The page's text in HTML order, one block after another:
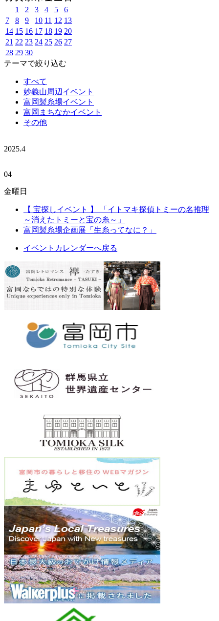
1
2 3 4 5
6
7
8 9 10 11 12 13
14 15 16 17 18 19 20
21 22 23 24 25 26 27
28 29 30
テーマで絞り込む
すべて
妙義山周辺イベント
富岡製糸場イベント
富岡まちなかイベント
その他
2025.4
04
金曜日
【 宝探しイベント 】 「イトマキ探偵トミーの名推理
～消えたトミーと宝の糸～」
富岡製糸場企画展「生糸ってなに？」
イベントカレンダーへ戻る